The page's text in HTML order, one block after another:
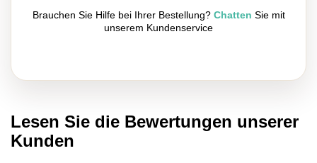
Brauchen Sie Hilfe bei Ihrer Bestellung? Chatten Sie mit
unserem Kundenservice
Lesen Sie die Bewertungen unserer
Kunden